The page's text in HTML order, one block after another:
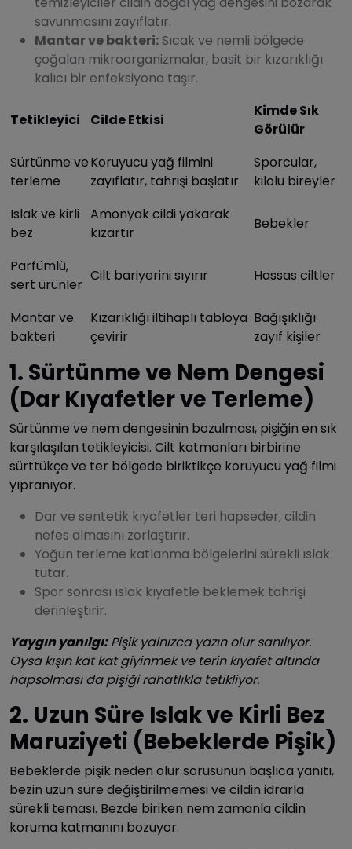
savunmasını zayıflatır.
Mantar ve bakteri: Sıcak ve nemli bölgede
çoğalan mikroorganizmalar, basit bir kızarıklığı
kalıcı bir enfeksiyona taşır.
Tetikleyici Cilde Etkisi
Kimde Sık
Görülür
Sürtünme ve
terleme
Koruyucu yağ filmini
zayıflatır, tahrişi başlatır
Sporcular,
kilolu bireyler
Islak ve kirli
bez
Amonyak cildi yakarak
kızartır
Bebekler
Parfümlü,
sert ürünler
Cilt bariyerini sıyırır Hassas ciltler
Mantar ve
bakteri
Kızarıklığı iltihaplı tabloya
çevirir
Bağışıklığı
zayıf kişiler
1. Sürtünme ve Nem Dengesi
(Dar Kıyafetler ve Terleme)
Sürtünme ve nem dengesinin bozulması, pişiğin en sık
karşılaşılan tetikleyicisi. Cilt katmanları birbirine
sürttükçe ve ter bölgede biriktikçe koruyucu yağ filmi
yıpranıyor.
Dar ve sentetik kıyafetler teri hapseder, cildin
nefes almasını zorlaştırır.
Yoğun terleme katlanma bölgelerini sürekli ıslak
tutar.
Spor sonrası ıslak kıyafetle beklemek tahrişi
derinleştirir.
Yaygın yanılgı: Pişik yalnızca yazın olur sanılıyor.
Oysa kışın kat kat giyinmek ve terin kıyafet altında
hapsolması da pişiği rahatlıkla tetikliyor.
2. Uzun Süre Islak ve Kirli Bez
Maruziyeti (Bebeklerde Pişik)
Bebeklerde pişik neden olur sorusunun başlıca yanıtı,
bezin uzun süre değiştirilmemesi ve cildin idrarla
sürekli teması. Bezde biriken nem zamanla cildin
koruma katmanını bozuyor.